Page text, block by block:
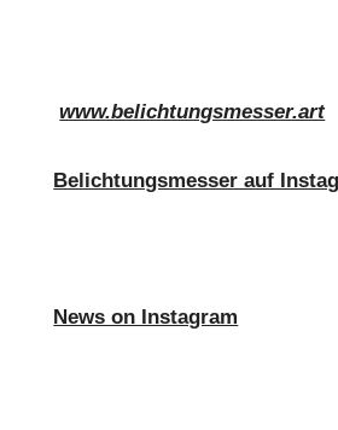
www.belichtungsmesser.art
Belichtungsmesser auf
News on Instagram